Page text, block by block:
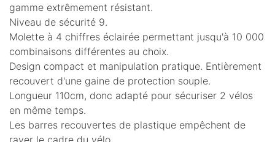
gamme extrêmement résistant.
Niveau de sécurité 9.
Molette à 4 chiffres éclairée permettant jusqu'à 10 000
combinaisons différentes au choix.
Design compact et manipulation pratique. Entièrement
recouvert d'une gaine de protection souple.
Longueur 110cm, donc adapté pour sécuriser 2 vélos
en même temps.
Les barres recouvertes de plastique empêchent de
rayer le cadre du vélo.